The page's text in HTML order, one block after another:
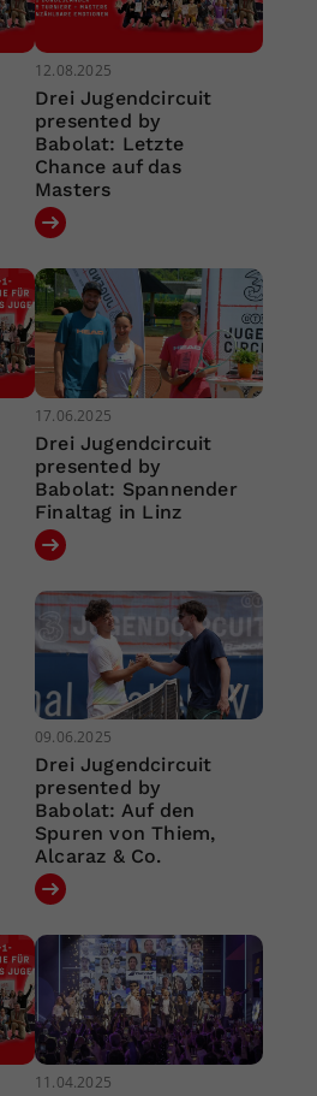
12.08.2025
Drei Jugendcircuit
presented by
Babolat: Letzte
Chance auf das
Masters
17.06.2025
Drei Jugendcircuit
presented by
Babolat: Spannender
Finaltag in Linz
09.06.2025
Drei Jugendcircuit
presented by
Babolat: Auf den
Spuren von Thiem,
Alcaraz & Co.
11.04.2025